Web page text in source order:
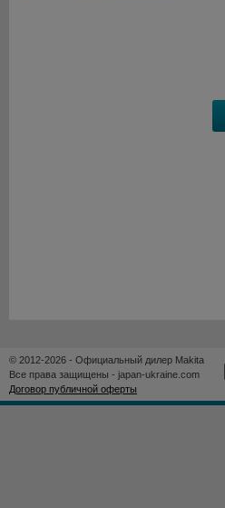
© 2012-2026 - Официальный дилер Makita
Все права защищены - japan-ukraine.com
Договор публичной оферты